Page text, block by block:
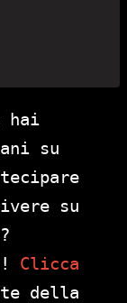
hai
su
su
Clicca
della